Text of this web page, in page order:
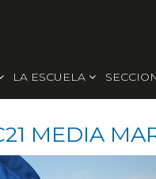
LA ESCUELA
MEDIA